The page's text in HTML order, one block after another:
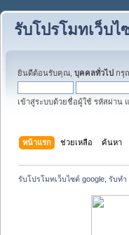
รับโปรโมทเว็บ
ยินดีต้อนรับคุณ, บุคคลทั่วไป กรุ
เข้าสู่ระบบด้วยชื่อผู้ใช้ รหัสผ่าน
หน้าแรก ช่วยเหลือ ค้นหา
รับโปรโมทเว็บไซต์ google, รับทำ